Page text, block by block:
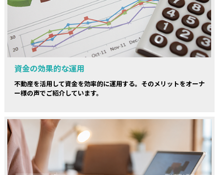
資金の効果的な運用
不動産を活用して資金を効率的に運用する。そのメリットをオーナ
ー様の声でご紹介しています。